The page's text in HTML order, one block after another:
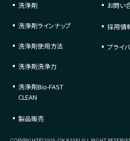
洗浄剤
洗浄剤ラインナップ
洗浄剤使用方法
洗浄剤洗浄力
洗浄剤Bio-FAST
CLEAN
製品販売
お問い
採用情
プライ